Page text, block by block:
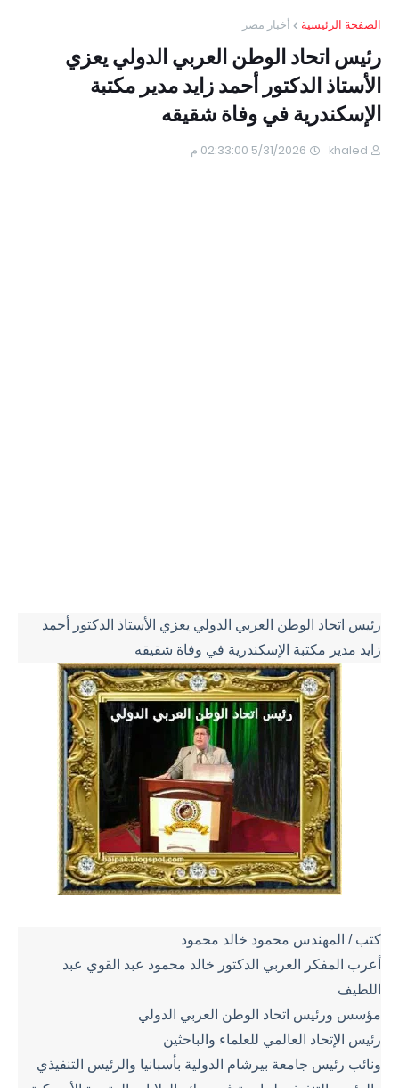
الصفحة الرئيسية أخبار مصر
رئيس اتحاد الوطن العربي الدولي يعزي
الأستاذ الدكتور أحمد زايد مدير مكتبة
الإسكندرية في وفاة شقيقه
khaled 5/31/2026 02:33:00 م
رئيس اتحاد الوطن العربي الدولي يعزي الأستاذ الدكتور أحمد
زايد مدير مكتبة الإسكندرية في وفاة شقيقه
كتب / المهندس محمود خالد محمود
أعرب المفكر العربي الدكتور خالد محمود عبد القوي عبد
اللطيف
مؤسس ورئيس اتحاد الوطن العربي الدولي
رئيس الإتحاد العالمي للعلماء والباحثين
ونائب رئيس جامعة بيرشام الدولية بأسبانيا والرئيس التنفيذي